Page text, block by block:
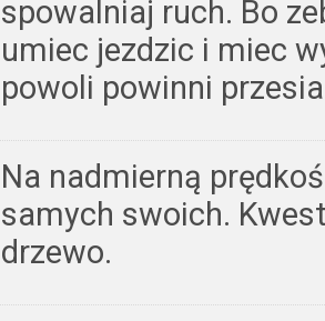
spowalniaj ruch. Bo
umiec jezdzic i miec
powoli powinni
Na nadmierną
samych swoich.
drzewo.